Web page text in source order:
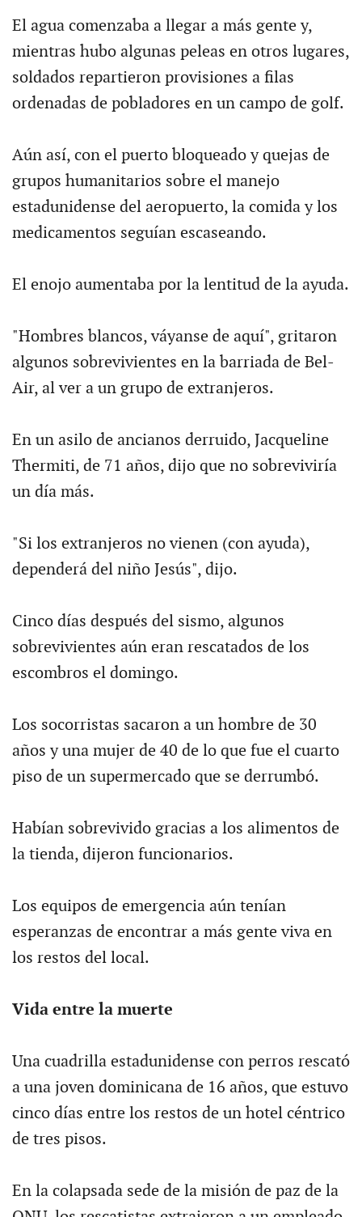
El agua comenzaba a llegar a más gente y,
mientras hubo algunas peleas en otros lugares,
soldados repartieron provisiones a filas
ordenadas de pobladores en un campo de golf.
Aún así, con el puerto bloqueado y quejas de
grupos humanitarios sobre el manejo
estadunidense del aeropuerto, la comida y los
medicamentos seguían escaseando.
El enojo aumentaba por la lentitud de la ayuda.
"Hombres blancos, váyanse de aquí", gritaron
algunos sobrevivientes en la barriada de Bel-
Air, al ver a un grupo de extranjeros.
En un asilo de ancianos derruido, Jacqueline
Thermiti, de 71 años, dijo que no sobreviviría
un día más.
"Si los extranjeros no vienen (con ayuda),
dependerá del niño Jesús", dijo.
Cinco días después del sismo, algunos
sobrevivientes aún eran rescatados de los
escombros el domingo.
Los socorristas sacaron a un hombre de 30
años y una mujer de 40 de lo que fue el cuarto
piso de un supermercado que se derrumbó.
Habían sobrevivido gracias a los alimentos de
la tienda, dijeron funcionarios.
Los equipos de emergencia aún tenían
esperanzas de encontrar a más gente viva en
los restos del local.
Vida entre la muerte
Una cuadrilla estadunidense con perros rescató
a una joven dominicana de 16 años, que estuvo
cinco días entre los restos de un hotel céntrico
de tres pisos.
En la colapsada sede de la misión de paz de la